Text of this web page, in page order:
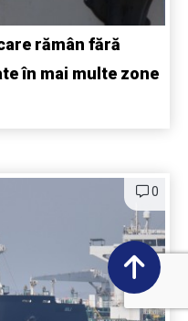
rămân fără
în mai multe zone
0